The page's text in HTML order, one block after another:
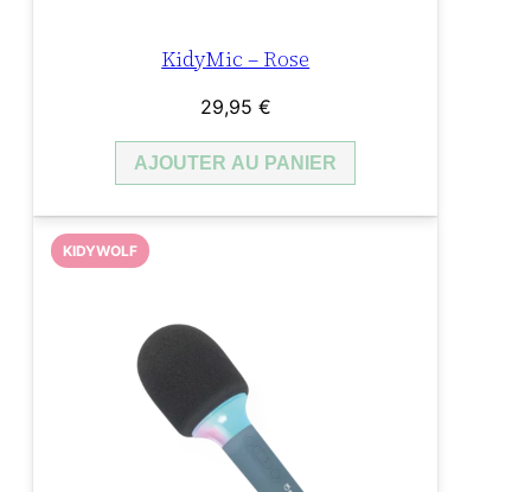
KidyMic – Rose
29,95 €
AJOUTER AU PANIER
KIDYWOLF